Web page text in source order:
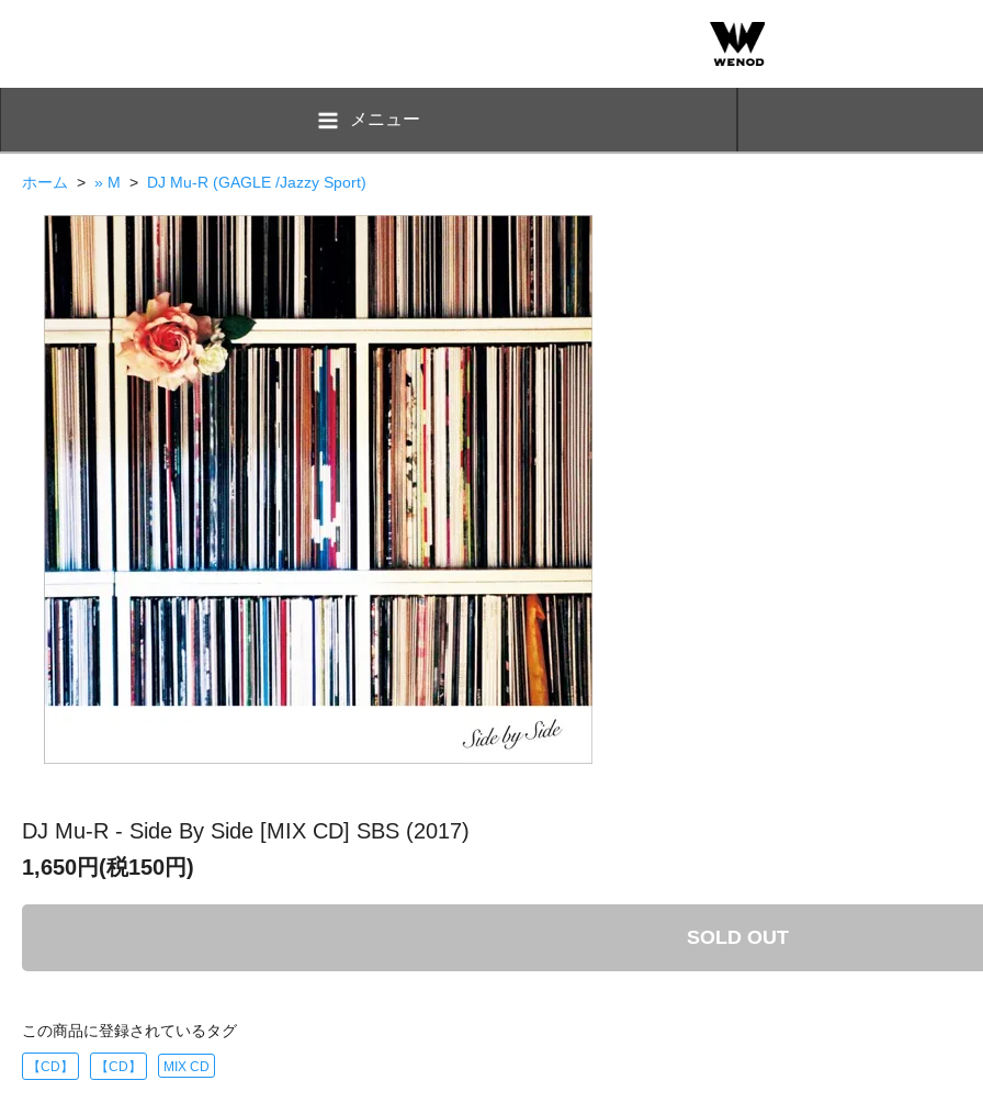
メニュー
ホーム > » M > DJ Mu-R (GAGLE /Jazzy Sport)
DJ Mu-R - Side By Side [MIX CD] SBS (2017)
1,650円(税150円)
SOLD OUT
この商品に登録されているタグ
【CD】 【CD】 MIX CD